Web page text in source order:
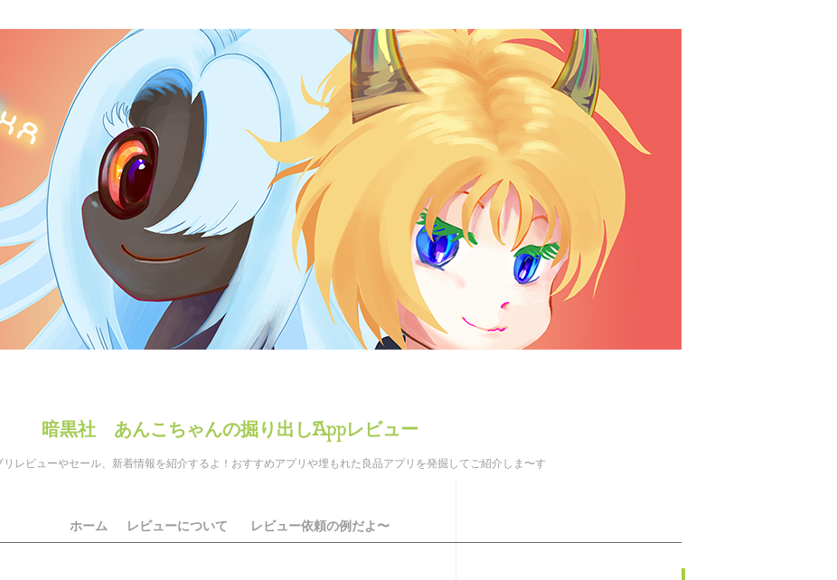
暗黒社 あんこちゃんの掘り出しAppレビュー
リレビューやセール、新着情報を紹介するよ！おすすめアプリや埋もれた良品アプリを発掘してご紹介しま〜す
ホーム レビューについて レビュー依頼の例だよ〜